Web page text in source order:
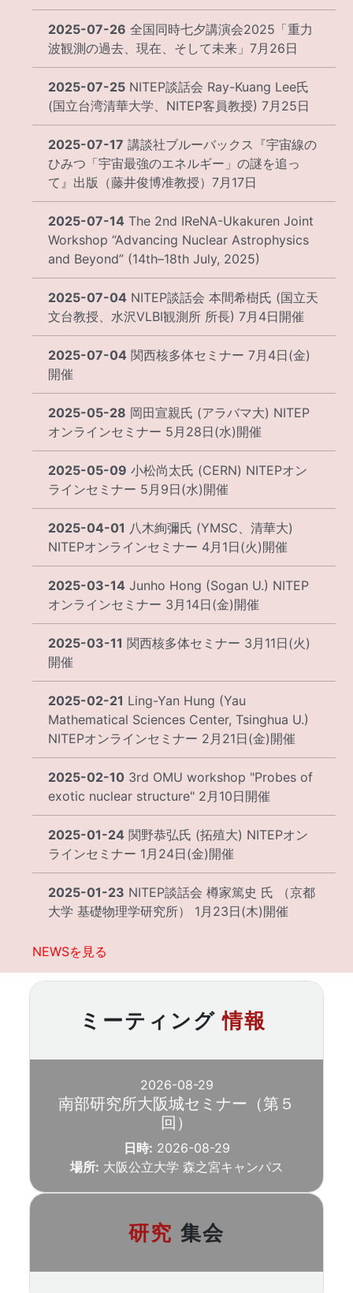
2025-07-26 全国同時七夕講演会2025「重力
波観測の過去、現在、そして未来」7月26日
2025-07-25 NITEP談話会 Ray-Kuang Lee氏
(国立台湾清華大学、NITEP客員教授) 7月25日
2025-07-17 講談社ブルーバックス『宇宙線の
ひみつ「宇宙最強のエネルギー」の謎を追っ
て』出版（藤井俊博准教授）7月17日
2025-07-14 The 2nd IReNA-Ukakuren Joint
Workshop “Advancing Nuclear Astrophysics
and Beyond” (14th–18th July, 2025)
2025-07-04 NITEP談話会 本間希樹氏 (国立天
文台教授、水沢VLBI観測所 所長) 7月4日開催
2025-07-04 関西核多体セミナー 7月4日(金)
開催
2025-05-28 岡田宣親氏 (アラバマ大) NITEP
オンラインセミナー 5月28日(水)開催
2025-05-09 小松尚太氏 (CERN) NITEPオン
ラインセミナー 5月9日(水)開催
2025-04-01 八木絢彌氏 (YMSC、清華大)
NITEPオンラインセミナー 4月1日(火)開催
2025-03-14 Junho Hong (Sogan U.) NITEP
オンラインセミナー 3月14日(金)開催
2025-03-11 関西核多体セミナー 3月11日(火)
開催
2025-02-21 Ling-Yan Hung (Yau
Mathematical Sciences Center, Tsinghua U.)
NITEPオンラインセミナー 2月21日(金)開催
2025-02-10 3rd OMU workshop "Probes of
exotic nuclear structure" 2月10日開催
2025-01-24 関野恭弘氏 (拓殖大) NITEPオン
ラインセミナー 1月24日(金)開催
2025-01-23 NITEP談話会 樽家篤史 氏 （京都
大学 基礎物理学研究所） 1月23日(木)開催
NEWSを見る
ミーティング 情報
2026-08-29
南部研究所大阪城セミナー（第５
回）
日時: 2026-08-29
場所: 大阪公立大学 森之宮キャンパス
研究 集会